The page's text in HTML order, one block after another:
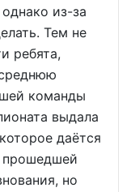
из-за
Тем не
ребята,
команды
выдала
даётся
прошедшей
но